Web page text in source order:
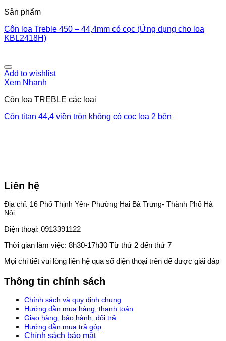
Sản phẩm
Côn loa Treble 450 – 44,4mm có cọc (Ứng dụng cho loa
KBL2418H)
Add to wishlist
Xem Nhanh
Côn loa TREBLE các loại
Côn titan 44,4 viền tròn không có cọc loa 2 bên
Liên hệ
Địa chỉ: 16 Phố Thịnh Yên- Phường Hai Bà Trưng- Thành Phố Hà
Nội.
Điện thoại: 0913391122
Thời gian làm việc: 8h30-17h30 Từ thứ 2 đến thứ 7
Mọi chi tiết vui lòng liên hệ qua số điện thoại trên để được giải đáp
Thông tin chính sách
Chính sách và quy định chung
Hướng dẫn mua hàng, thanh toán
Giao hàng, bảo hành, đổi trả
Hướng dẫn mua trả góp
Chính sách bảo mật